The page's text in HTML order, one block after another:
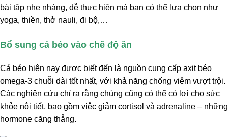
bài tập nhẹ nhàng, dễ thực hiện mà bạn có thể lựa chọn như
yoga, thiền, thở nauli, đi bộ,…
Bổ sung cá béo vào chế độ ăn
Cá béo hiện nay được biết đến là nguồn cung cấp axit béo
omega-3 chuỗi dài tốt nhất, với khả năng chống viêm vượt trội.
Các nghiên cứu chỉ ra rằng chúng cũng có thể có lợi cho sức
khỏe nội tiết, bao gồm việc giảm cortisol và adrenaline – những
hormone căng thẳng.